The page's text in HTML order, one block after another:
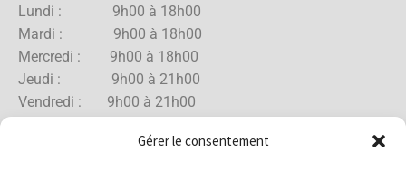
Gérer le consentement
Lundi : 9h00 à 18h00
Mardi : 9h00 à 18h00
Mercredi : 9h00 à 18h00
Jeudi : 9h00 à 21h00
Vendredi : 9h00 à 21h00
Dimanche : 10h00 à 17h00